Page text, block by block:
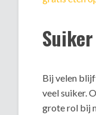
Bij velen
veel suiker.
grote rol bij